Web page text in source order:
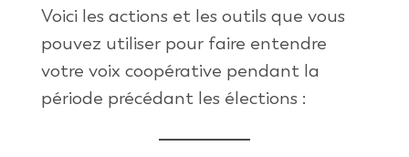
Voici les actions et les outils que vous
pouvez utiliser pour faire entendre
votre voix coopérative pendant la
période précédant les élections :